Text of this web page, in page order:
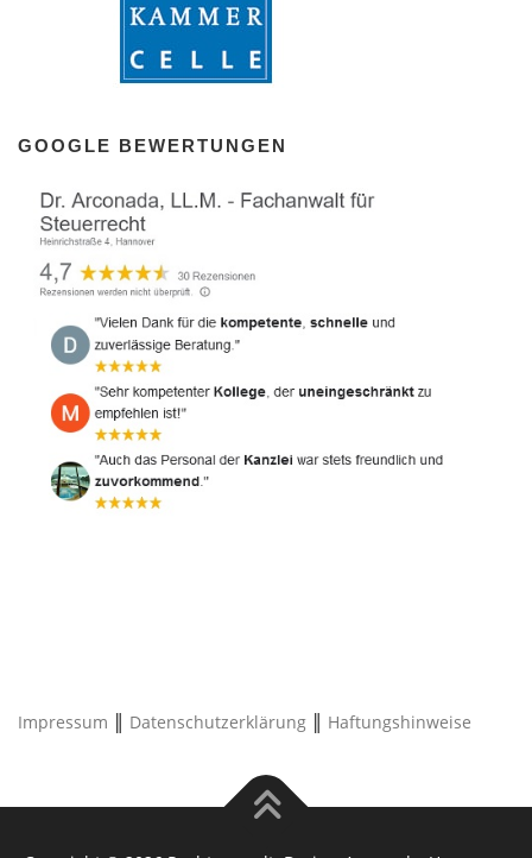
GOOGLE BEWERTUNGEN
Impressum Datenschutzerklärung Haftungshinweise